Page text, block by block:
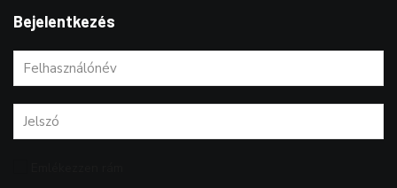
Bejelentkezés